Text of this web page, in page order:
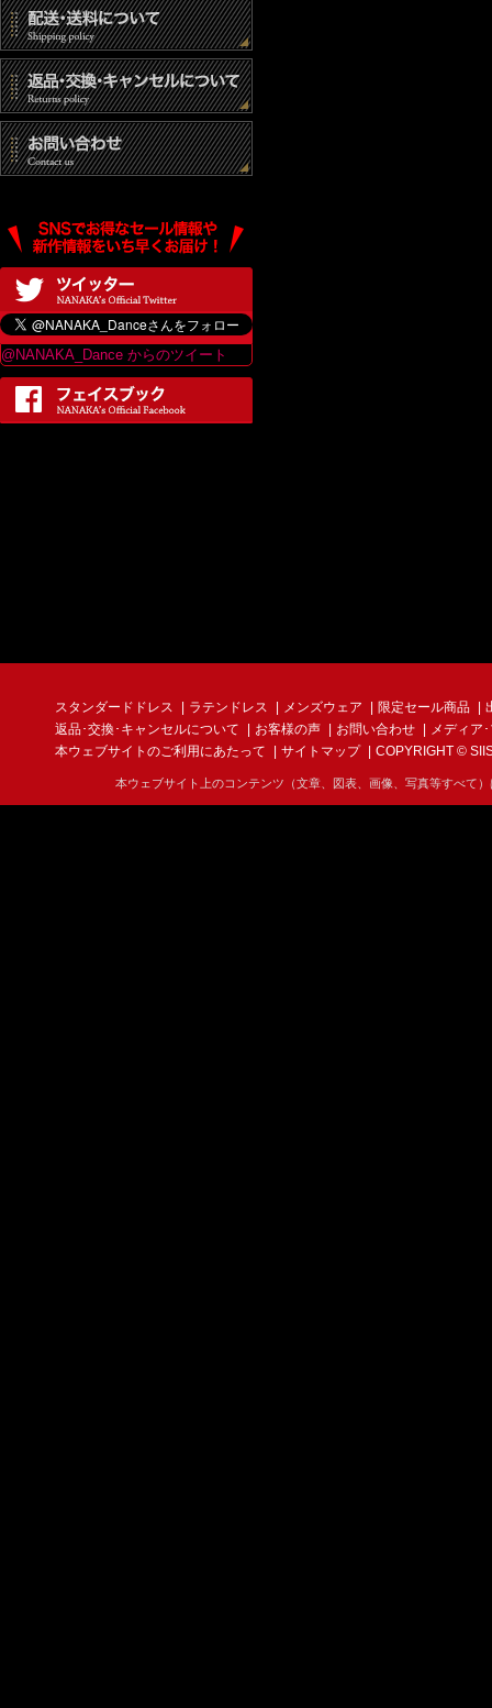
@NANAKA_Dance からのツイート
スタンダードドレス ラテンドレス メンズウェア 限定セール商品
返品･交換･キャンセルについて
お客様の声 お問い合わせ
メディア
本ウェブサイトのご利用にあたって
サイトマップ COPYRIGHT ©
本ウェブサイト上のコンテンツ（文章、図表、画像、写真等すべて